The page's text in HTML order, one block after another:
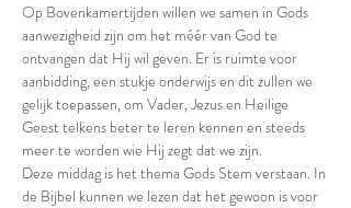
Op Bovenkamertijden willen we samen in Gods
aanwezigheid zijn om het méér van God te
ontvangen dat Hij wil geven. Er is ruimte voor
aanbidding, een stukje onderwijs en dit zullen we
gelijk toepassen, om Vader, Jezus en Heilige
Geest telkens beter te leren kennen en steeds
meer te worden wie Hij zegt dat we zijn.
Deze middag is het thema Gods Stem verstaan. In
de Bijbel kunnen we lezen dat het gewoon is voor